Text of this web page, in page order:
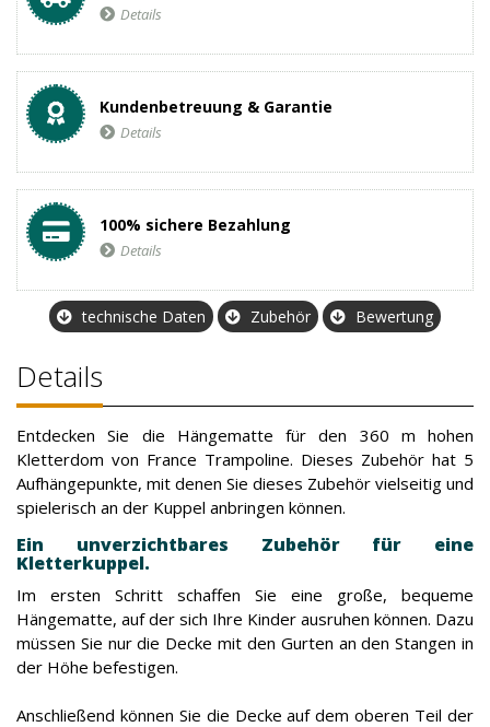
Details
Kundenbetreuung & Garantie
Details
100% sichere Bezahlung
Details
technische Daten Zubehör Bewertung
Details
Entdecken Sie die Hängematte für den 360 m hohen
Kletterdom von France Trampoline. Dieses Zubehör hat 5
Aufhängepunkte, mit denen Sie dieses Zubehör vielseitig und
spielerisch an der Kuppel anbringen können.
Ein unverzichtbares Zubehör für eine
Kletterkuppel.
Im ersten Schritt schaffen Sie eine große, bequeme
Hängematte, auf der sich Ihre Kinder ausruhen können. Dazu
müssen Sie nur die Decke mit den Gurten an den Stangen in
der Höhe befestigen.
Anschließend können Sie die Decke auf dem oberen Teil der